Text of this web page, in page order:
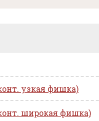
узкая фишка)
широкая фишка)